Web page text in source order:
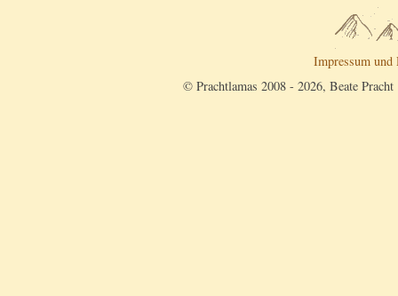
Impressum und
© Prachtlamas 2008 - 2026, Beate Pracht